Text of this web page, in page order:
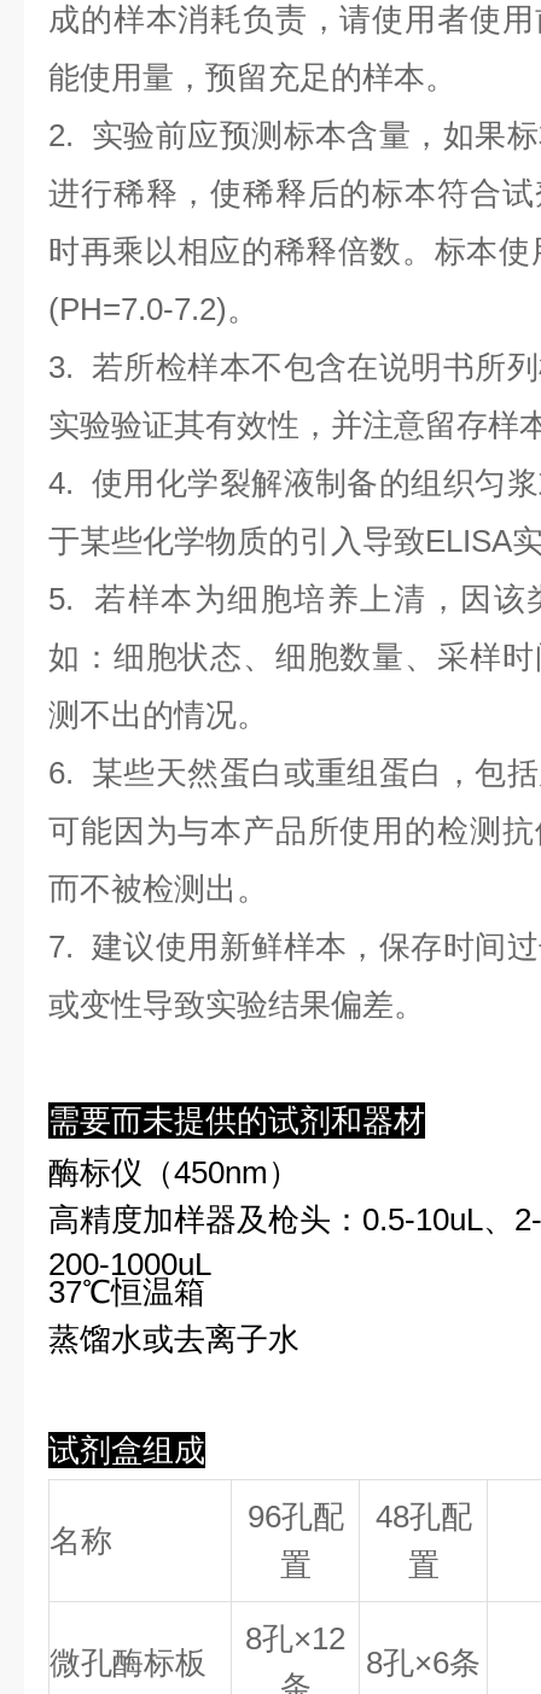
成的样本消耗负责，请使用者使
能使用量，预留充足的样本。
2. 实验前应预测标本含量，如果
进行稀释，使稀释后的标本符合
时再乘以相应的稀释倍数。标本
(PH=7.0-7.2)。
3. 若所检样本不包含在说明书所
实验验证其有效性，并注意留存样
4. 使用化学裂解液制备的组织匀
于某些化学物质的引入导致ELISA
5. 若样本为细胞培养上清，因该
如：细胞状态、细胞数量、采样
测不出的情况。
6. 某些天然蛋白或重组蛋白，包
可能因为与本产品所使用的检测
而不被检测出。
7. 建议使用新鲜样本，保存时间
或变性导致实验结果偏差。
需要而未提供的试剂和器材
酶标仪（450nm）
高精度加样器及枪头：0.5-10uL、
200-1000uL
37℃恒温箱
蒸馏水或去离子水
试剂盒组成
名称
96孔配
置
48孔配
置
微孔酶标板
8孔×12
条
8孔×6条